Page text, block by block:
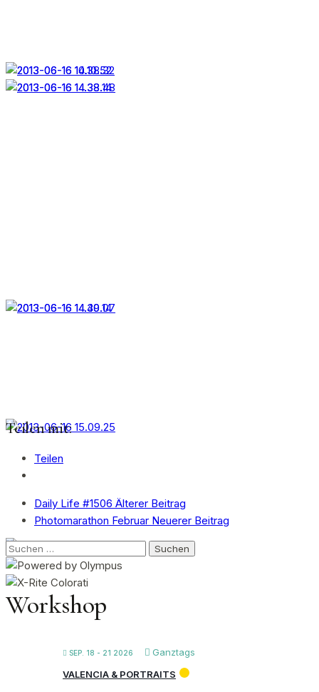
Teilen mit:
Teilen
Daily Life #1506 Älterer Beitrag
Photomarathon Februar Neuerer Beitrag
Suchen
nach:
Workshop
SEP. 18 - 21 2026
Ganztags
VALENCIA & PORTRAITS